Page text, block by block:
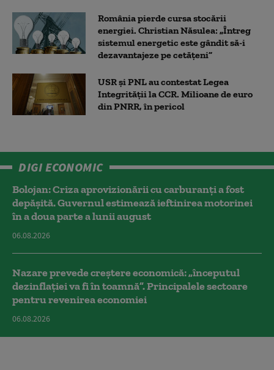
România pierde cursa stocării
energiei. Christian Năsulea: „Întreg
sistemul energetic este gândit să-i
dezavantajeze pe cetățeni”
USR și PNL au contestat Legea
Integrității la CCR. Milioane de euro
din PNRR, în pericol
DIGI ECONOMIC
Bolojan: Criza aprovizionării cu carburanți a fost
depășită. Guvernul estimează ieftinirea motorinei
în a doua parte a lunii august
06.08.2026
Nazare prevede creștere economică: „începutul
dezinflației va fi în toamnă”. Principalele sectoare
pentru revenirea economiei
06.08.2026